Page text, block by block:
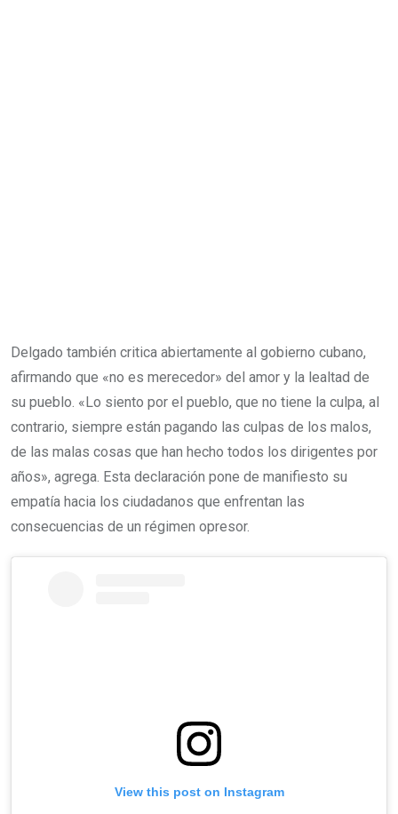
Delgado también critica abiertamente al gobierno cubano,
afirmando que «no es merecedor» del amor y la lealtad de
su pueblo. «Lo siento por el pueblo, que no tiene la culpa, al
contrario, siempre están pagando las culpas de los malos,
de las malas cosas que han hecho todos los dirigentes por
años», agrega. Esta declaración pone de manifiesto su
empatía hacia los ciudadanos que enfrentan las
consecuencias de un régimen opresor.
View this post on Instagram